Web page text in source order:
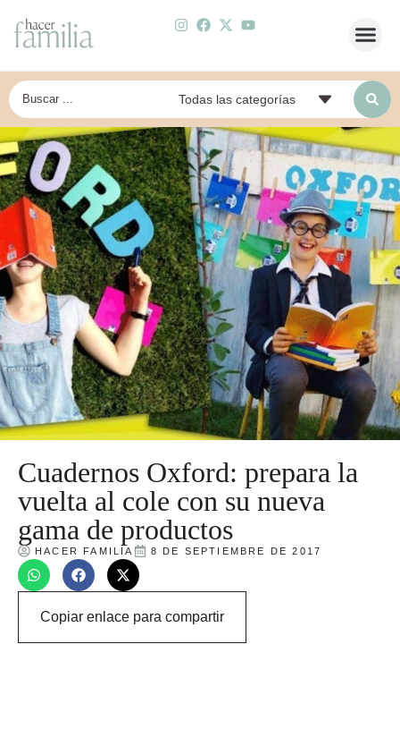
Cuadernos Oxford: prepara la
vuelta al cole con su nueva
gama de productos
HACER FAMILIA 8 DE SEPTIEMBRE DE 2017
Copiar enlace para compartir